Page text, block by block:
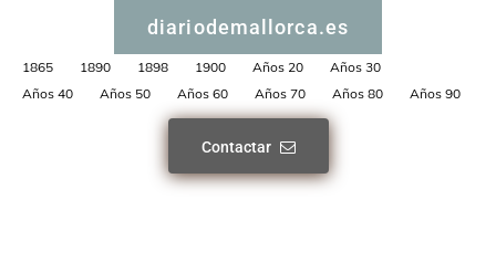
diariodemallorca.es
1865 1890 1898 1900 Años 20
Años 30
Años 40
Años 50 Años 60 Años 70 Años 80 Años 90
Contactar